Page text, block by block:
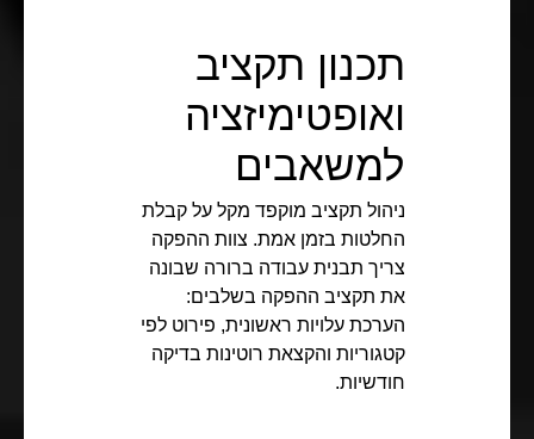
תכנון תקציב
ואופטימיזציה
למשאבים
ניהול תקציב מוקפד מקל על קבלת
החלטות בזמן אמת. צוות ההפקה
צריך תבנית עבודה ברורה שבונה
את תקציב ההפקה בשלבים:
הערכת עלויות ראשונית, פירוט לפי
קטגוריות והקצאת רוטינות בדיקה
חודשיות.